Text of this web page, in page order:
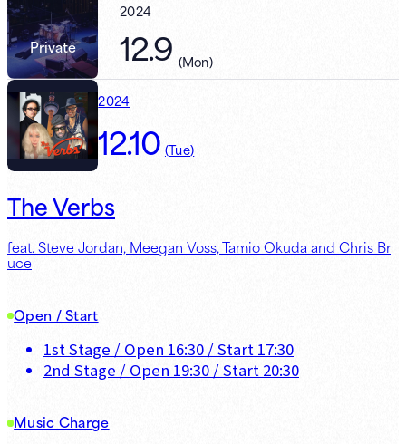
Private
2024
12.9 (Mon)
2024
12.10 (Tue)
The Verbs
feat. Steve Jordan, Meegan Voss, Tamio Okuda and Chris Br
uce
Open / Start
1st Stage / Open 16:30 / Start 17:30
2nd Stage / Open 19:30 / Start 20:30
Music Charge